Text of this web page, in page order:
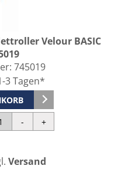
Velour BASIC
745019
3 Tagen*
Versand